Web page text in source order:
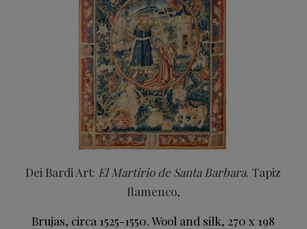
Dei Bardi Art: El Martirio de Santa Barbara. Tapiz
flamenco,
Brujas, circa 1525-1550. Wool and silk, 270 x 198